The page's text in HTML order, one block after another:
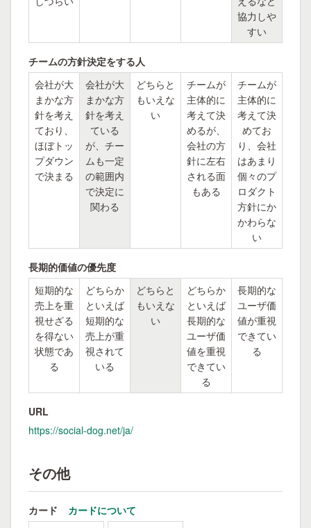
協力しや
すい
チームの方針決定をする人
会社が大
まかな方
針を考え
ており、
ほぼトッ
プダウン
で決まる
会社が大
まかな方
針を考え
ている
が、チー
ムも一定
の範囲内
で決定に
関わる
どちらと
もいえな
い
チームが
主体的に
考えて決
めるが、
会社の方
針に左右
される面
もある
チームが
主体的に
考えて決
めてお
り、会社
はあまり
個々のプ
ロダクト
方針にか
かわらな
い
長期的価値の優先度
短期的な
売上を重
視せざる
を得ない
状態であ
る
どちらか
といえば
短期的な
売上が重
視されて
いる
どちらと
もいえな
い
どちらか
といえば
長期的な
ユーザ価
値を重視
できてい
る
長期的な
ユーザ価
値が重視
できてい
る
URL
https://social-dog.net/ja/
その他
カード カードについて